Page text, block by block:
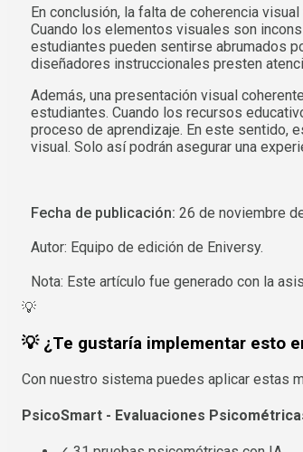
En conclusión, la falta de coherencia
Cuando los elementos visuales son
estudiantes pueden sentirse abrumados
diseñadores instruccionales presten
Además, una presentación visual
estudiantes. Cuando los recursos
proceso de aprendizaje. En este sentido,
visual. Solo así podrán asegurar una
Fecha de publicación: 26 de noviembre
Autor: Equipo de edición de Eniversy.
Nota: Este artículo fue generado con la
💡
💡 ¿Te gustaría implementar esto
Con nuestro sistema puedes aplicar estas
PsicoSmart - Evaluaciones